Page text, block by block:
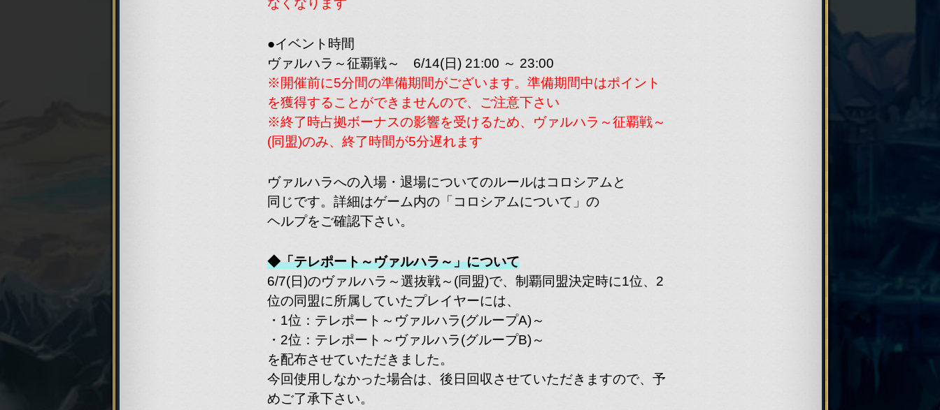
world33
ばちこり舞子
[TMD]
全員悪人
ゆうていみやおうきむこうほり
いゆうじとりやまあきらペペペ
ペペペペペペペペペペペペペペ
ペペペペペペペペペペ
world01
[RoB]
リベリオンオブブレイズ
(ƠᆺƠ)
ヴァルハラ参加に向け協力して
いただいたみんなに感謝～
本戦も楽しい時間を過ごしまし
滑舌悪くないです！！
[>>>]
●イベント時間
ヴァルハラ～征覇戦～ 6/14(日) 21:00 ～ 23:00
※開催前に5分間の準備期間がございます。準備期間中はポイント
を獲得することができませんので、ご注意下さい
※終了時占拠ボーナスの影響を受けるため、ヴァルハラ～征覇戦～
(同盟)のみ、終了時間が5分遅れます
ヴァルハラへの入場・退場についてのルールはコロシアムと
同じです。詳細はゲーム内の「コロシアムについて」の
ヘルプをご確認下さい。
◆「テレポート～ヴァルハラ～」について
6/7(日)のヴァルハラ～選抜戦～(同盟)で、制覇同盟決定時に1位、2
位の同盟に所属していたプレイヤーには、
・1位：テレポート～ヴァルハラ(グループA)～
・2位：テレポート～ヴァルハラ(グループB)～
を配布させていただきました。
今回使用しなかった場合は、後日回収させていただきますので、予
めご了承下さい。